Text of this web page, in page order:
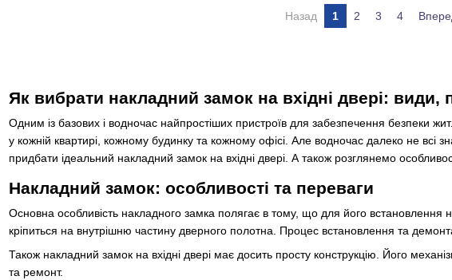
Як вибрати накладний замок на вхідні двері: види,
Одним із базових і водночас найпростіших пристроїв для забезпечення безпеки
у кожній квартирі, кожному будинку та кожному офісі. Але водночас далеко не всі
придбати ідеальний накладний замок на вхідні двері. А також розглянемо
Накладний замок: особливості та переваги
Основна особливість накладного замка полягає в тому, що для його встановлення
кріпиться на внутрішню частину дверного полотна. Процес встановлення та
Також накладний замок на вхідні двері має досить просту конструкцію. Його
та ремонт.
Назад 1 2 3 4